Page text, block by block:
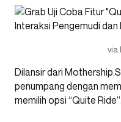
via
Dilansir dari
penumpang dengan
memilih opsi “Quite Ride”.